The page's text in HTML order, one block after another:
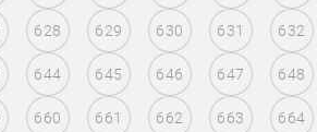
628 629 630 631 632
644 645 646 647 648
660 661 662 663 664